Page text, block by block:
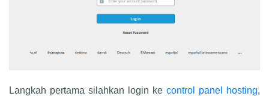
Langkah pertama silahkan login ke control panel hosting,